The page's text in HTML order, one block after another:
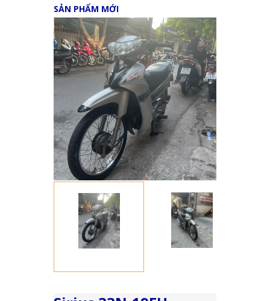
SẢN PHẨM MỚI